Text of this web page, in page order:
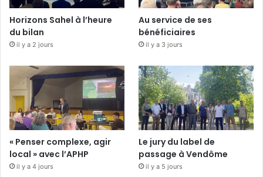
Horizons Sahel à l’heure
du bilan
il y a 2 jours
Au service de ses
bénéficiaires
il y a 3 jours
« Penser complexe, agir
local » avec l’APHP
il y a 4 jours
Le jury du label de
passage à Vendôme
il y a 5 jours